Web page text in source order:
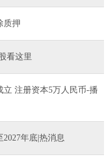
质押
看这里
注册资本5万人民币-播
年底|热消息